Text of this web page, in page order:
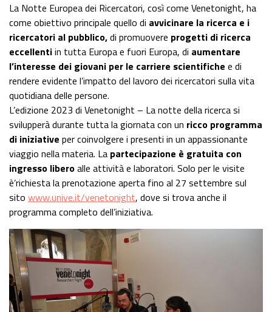
La Notte Europea dei Ricercatori, così come Venetonight, ha
come obiettivo principale quello di avvicinare la ricerca e i
ricercatori al pubblico,di promuovere progetti di ricerca
eccellentiin tutta Europa e fuori Europa, di aumentare
l’interesse dei giovani per le carriere scientifiche e di
rendere evidente l’impatto del lavoro dei ricercatori sulla vita
quotidiana delle persone.
L’edizione 2023 di Venetonight – La notte della ricerca si
svilupperà durante tutta la giornata con un ricco programma
di iniziative per coinvolgere i presenti in un appassionante
viaggio nella materia. La partecipazione è gratuita con
ingresso liberoalle attività e laboratori. Solo per le visite
è’richiesta la prenotazione aperta fino al 27 settembre sul
sito www.unive.it/venetonight, dove si trova anche il
programma completo dell’iniziativa.